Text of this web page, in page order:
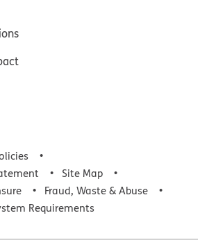
Site Map
Fraud, Waste & Abuse
Requirements